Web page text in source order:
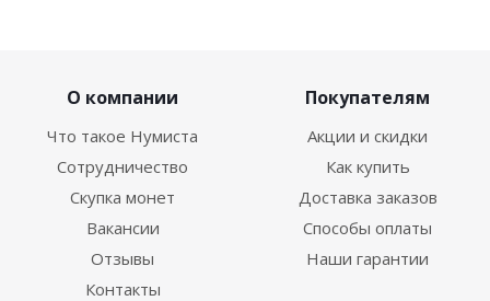
О компании
Что такое Нумиста
Сотрудничество
Скупка монет
Вакансии
Отзывы
Контакты
Покупателям
Акции и скидки
Как купить
Доставка заказов
Способы оплаты
Наши гарантии